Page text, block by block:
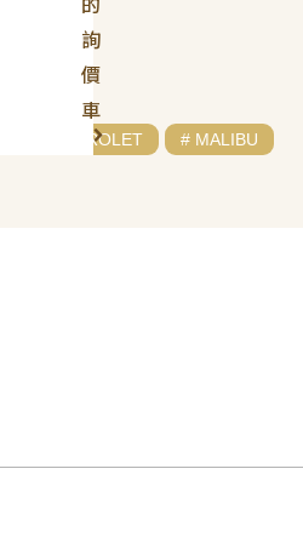
的
詢
價
車
# CHEVROLET # MALIBU